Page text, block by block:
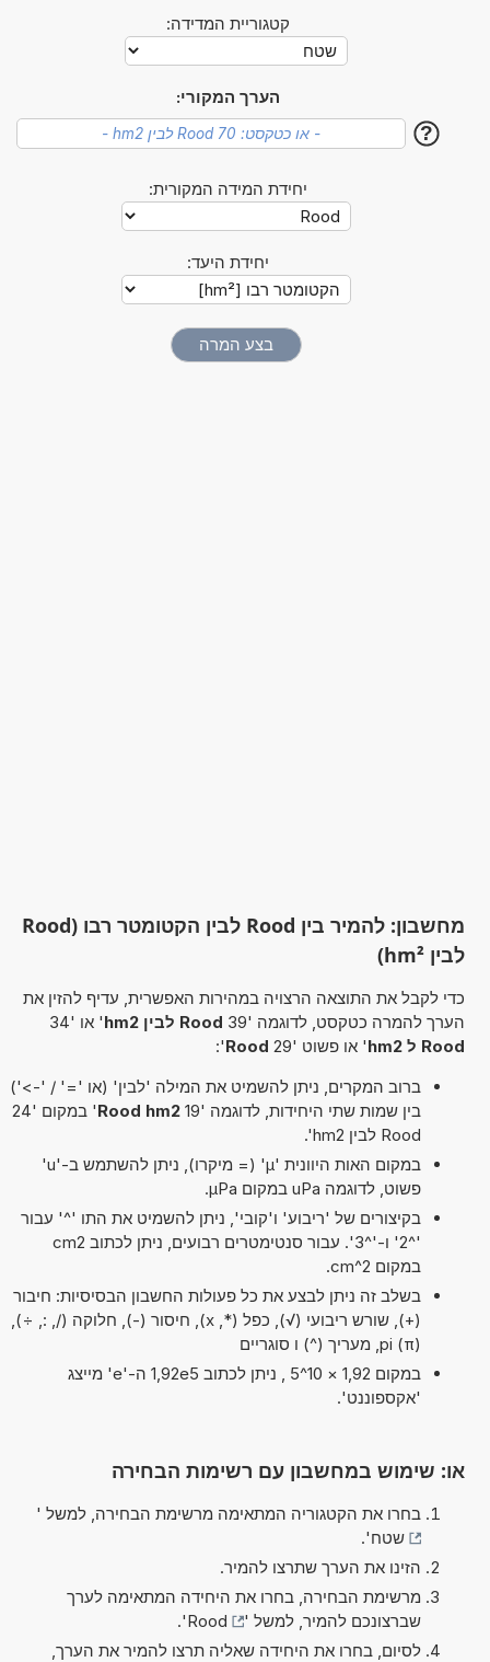
קטגוריית המדידה:
הערך המקורי:
?
יחידת המידה המקורית:
יחידת היעד:
מחשבון: להמיר בין Rood לבין הקטומטר ​רבו (Rood
לבין hm²)
כדי לקבל את התוצאה הרצויה במהירות האפשרית, עדיף להזין את
הערך להמרה כטקסט, לדוגמה '39
Rood לבין hm2
' או '34
Rood ל hm2
' או פשוט '29 Rood
':
ברוב המקרים, ניתן להשמיט את המילה 'לבין' (או '=' / '->')
בין שמות שתי היחידות, לדוגמה '19
Rood hm2
' במקום '24
Rood לבין hm2'.
במקום האות היוונית 'µ' (= מיקרו), ניתן להשתמש ב-'u'
פשוט, לדוגמה uPa במקום µPa.
בקיצורים של 'ריבוע' ו'קובי', ניתן להשמיט את התו '^' עבור
'^2' ו-'^3'. עבור סנטימטרים רבועים, ניתן לכתוב cm2
במקום cm^2.
בשלב זה ניתן לבצע את כל פעולות החשבון הבסיסיות: חיבור
(+), שורש ריבועי (√), כפל (*, x), חיסור (-), חלוקה (/, :, ÷),
pi (π), מעריך (^) ו סוגריים
במקום 1,92 × 10^5 , ניתן לכתוב 1,92e5 ה-'e' מייצג
'אקספוננט'.
או: שימוש במחשבון עם רשימות הבחירה
בחרו את הקטגוריה המתאימה מרשימת הבחירה, למשל '
שטח'.
הזינו את הערך שתרצו להמיר.
מרשימת הבחירה, בחרו את היחידה המתאימה לערך
שברצונכם להמיר, למשל '
Rood
'.
לסיום, בחרו את היחידה שאליה תרצו להמיר את הערך,